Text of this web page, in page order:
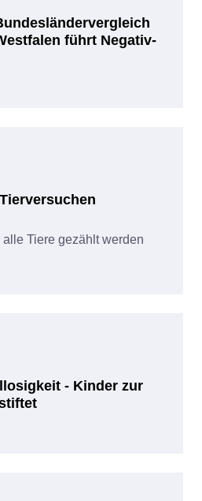
führt Negativ-
Tiere gezählt werden
- Kinder zur